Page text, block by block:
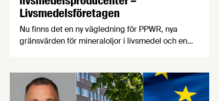
Livsmedelsföretagen
Nu finns det en ny vägledning för PPWR, nya
gränsvärden för mineraloljor i livsmedel och en
ny vägledning på svenska Förpacknings- och
förpackningsavfallsförordningen, PPWR (EU)